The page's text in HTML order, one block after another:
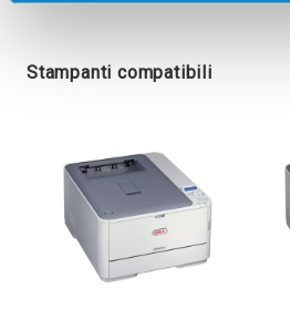
Stampanti compatibili